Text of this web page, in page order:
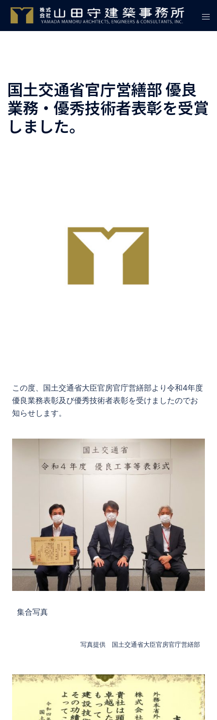
国土交通省官庁営繕部 優良
業務・優秀技術者表彰を受賞
しました。
この度、国土交通省大臣官房官庁営繕部より令和4年度
優良業務表彰及び優秀技術者表彰を受けましたのでお
知らせします。
集合写真
写真提供 国土交通省大臣官房官庁営繕部